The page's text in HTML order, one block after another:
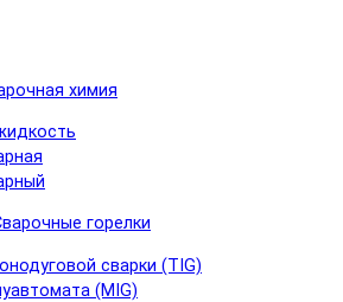
химия
горелки
сварки (TIG)
(MIG)